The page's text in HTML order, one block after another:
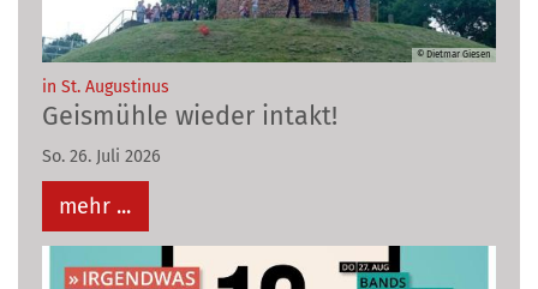
© Dietmar Giesen
in St. Augustinus
Geismühle wieder intakt!
So. 26. Juli 2026
mehr ...